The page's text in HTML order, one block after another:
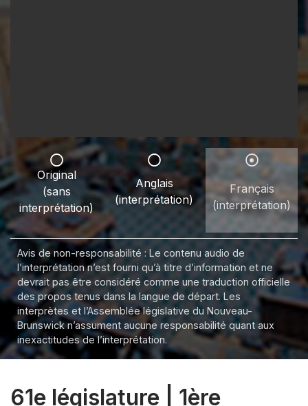
Original
(sans
interprétation)
Anglais
(interprétation)
Français
(interprétation)
Avis de non-responsabilité : Le contenu audio de
l’interprétation n’est fourni qu’à titre d’information et ne
devrait pas être considéré comme une traduction officielle
des propos tenus dans la langue de départ. Les
interprètes et l’Assemblée législative du Nouveau-
Brunswick n’assument aucune responsabilité quant aux
inexactitudes de l’interprétation.
61e législature | 1ère